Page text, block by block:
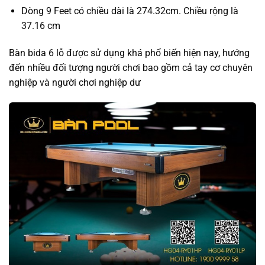
Dòng 9 Feet có chiều dài là 274.32cm. Chiều rộng là
37.16 cm
Bàn bida 6 lỗ được sử dụng khá phổ biến hiện nay, hướng
đến nhiều đối tượng người chơi bao gồm cả tay cơ chuyên
nghiệp và người chơi nghiệp dư